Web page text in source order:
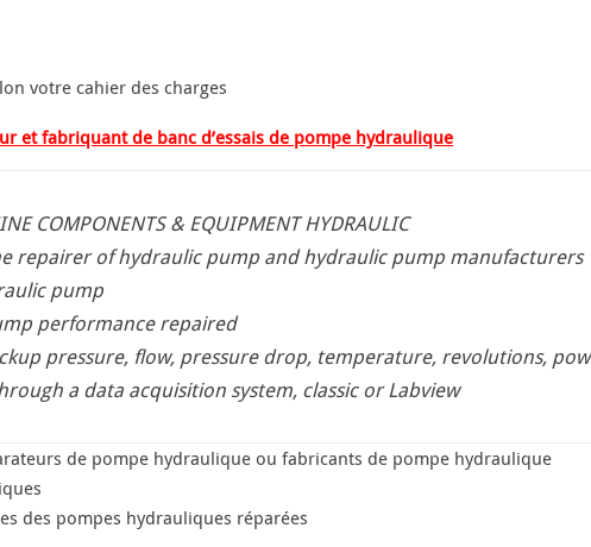
votre cahier des charges
et fabriquant de banc d’essais de pompe hydraulique
COMPONENTS & EQUIPMENT HYDRAULIC
repairer of hydraulic pump and hydraulic pump manufacturers
pump
performance repaired
pressure, flow, pressure drop, temperature, revolutions,
a data acquisition system, classic or Labview
de pompe hydraulique ou fabricants de pompe hydraulique
des pompes hydrauliques réparées